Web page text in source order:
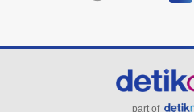
part of